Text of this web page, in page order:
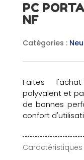
PC
NF
Catégories :
Faites
polyvalent et
de bonnes
confort
Caractéristiques